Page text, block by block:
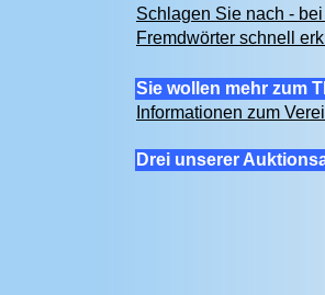
Schlagen Sie nach -
Fremdwörter schnell
Sie wollen mehr zum
Informationen zum
Drei unserer